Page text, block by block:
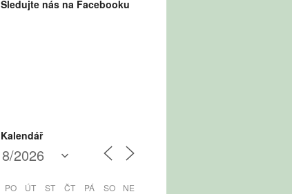
Sledujte nás na Facebooku
Kalendář
PO ÚT ST ČT PÁ SO NE